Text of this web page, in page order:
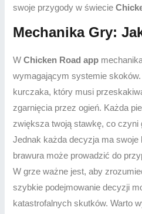
swoje przygody w świecie
Mechanika Gry:
WChicken Road app
wymagającym systemie
kurczaka, który musi
zgarnięcia przez ogień. Każda
zwiększa twoją stawkę, co czyni
Jednak każda decyzja ma
brawura może prowadzić do
W grze ważne jest, aby
szybkie podejmowanie decyzji
katastrofalnych skutków. Warto